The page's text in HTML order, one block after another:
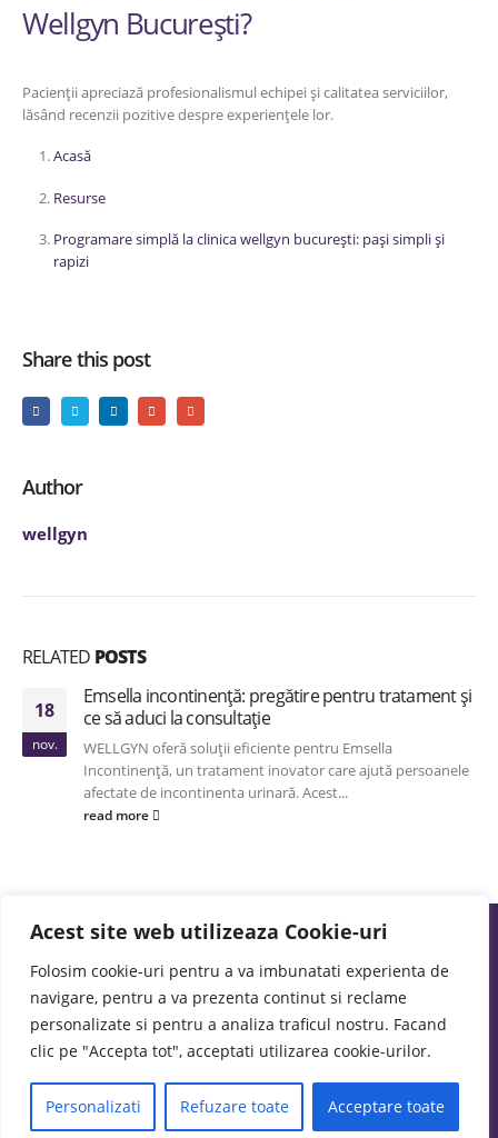
Acest site web utilizeaza Cookie-uri
Folosim cookie-uri pentru a va imbunatati experienta de
navigare, pentru a va prezenta continut si reclame
personalizate si pentru a analiza traficul nostru. Facand
clic pe "Accepta tot", acceptati utilizarea cookie-urilor.
Personalizati Refuzare toate Acceptare toate
Wellgyn București?
Pacienții apreciază profesionalismul echipei și calitatea serviciilor,
lăsând recenzii pozitive despre experiențele lor.
Acasă
Resurse
Programare simplă la clinica wellgyn bucurești: pași simpli și
rapizi
Share this post
Author
wellgyn
RELATED POSTS
18
nov.
Emsella incontinență: pregătire pentru tratament și
ce să aduci la consultație
WELLGYN oferă soluții eficiente pentru Emsella
Incontinență, un tratament inovator care ajută persoanele
afectate de incontinenta urinară. Acest...
read more
creare site byAgentie de web design
Politica de Confidentialitate Despre Contact Articole